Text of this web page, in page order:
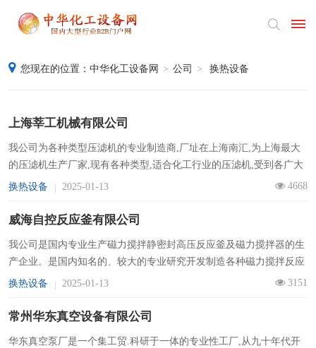
品
供
应
采
您现在的位置： 中华化工设备网 > 公司 > 换热设备
上海莘工机械有限公司
我公司为各种类型压滤机的专业制造商,厂址在上海南汇,为上海最大
的压滤机生产厂家,现有各种类型,适合化工行业的压滤机,受到各广大
用户的热烈好评.希望与更广大客户合作,我公司生产的化工压滤机有:
换热设备 2025-01-13 4668
威海自控反应釜有限公司
我公司是国内专业生产磁力搅拌静密封高压反应釜及磁力搅拌器的生
产企业。是国内知名的、较大的专业研究开发制造各种磁力搅拌反应
釜及磁力搅拌器的生产基地，公司下辖一个生产厂和磁力搅拌器、电
换热设备 2025-01-13 3151
常州华东真空设备有限公司
华东真空泵厂是一个集工贸.科研于一体的专业性工厂,从九十年代开